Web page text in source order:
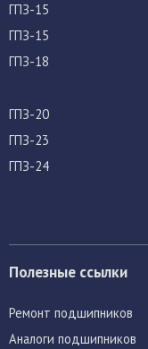
ГПЗ-15
ГПЗ-15
ГПЗ-18
ГПЗ-20
ГПЗ-23
ГПЗ-24
Полезные ссылки
Ремонт подшипников
Аналоги подшипников